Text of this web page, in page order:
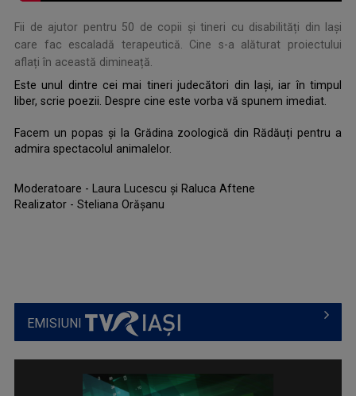
Fii de ajutor pentru 50 de copii și tineri cu disabilități din Iași
care fac escaladă terapeutică. Cine s-a alăturat proiectului
aflați în această dimineață.
Este unul dintre cei mai tineri judecători din Iași, iar în timpul
liber, scrie poezii. Despre cine este vorba vă spunem imediat.
Facem un popas și la Grădina zoologică din Rădăuți pentru a
admira spectacolul animalelor.
Moderatoare - Laura Lucescu și Raluca Aftene
Realizator - Steliana Orășanu
EMISIUNI